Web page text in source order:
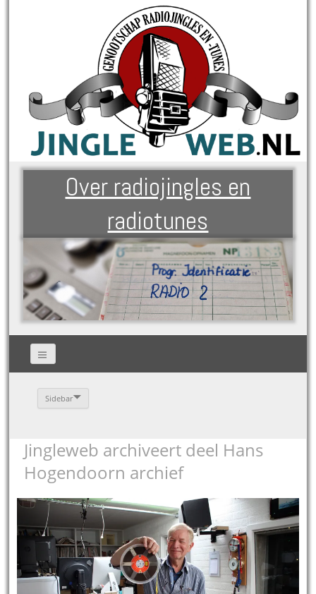
Over radiojingles en
radiotunes
Sidebar
Jingleweb archiveert deel Hans
Hogendoorn archief